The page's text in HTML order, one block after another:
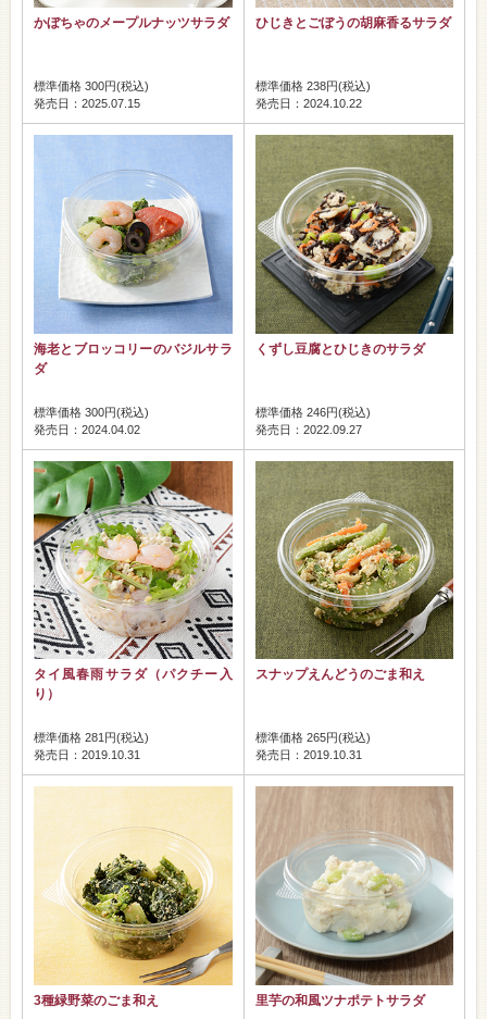
かぼちゃのメープルナッツサラダ
標準価格 300円(税込)
発売日：2025.07.15
ひじきとごぼうの胡麻香るサラダ
標準価格 238円(税込)
発売日：2024.10.22
海老とブロッコリーのバジルサラ
ダ
標準価格 300円(税込)
発売日：2024.04.02
くずし豆腐とひじきのサラダ
標準価格 246円(税込)
発売日：2022.09.27
タイ風春雨サラダ（パクチー入
り）
標準価格 281円(税込)
発売日：2019.10.31
スナップえんどうのごま和え
標準価格 265円(税込)
発売日：2019.10.31
3種緑野菜のごま和え 里芋の和風ツナポテトサラダ